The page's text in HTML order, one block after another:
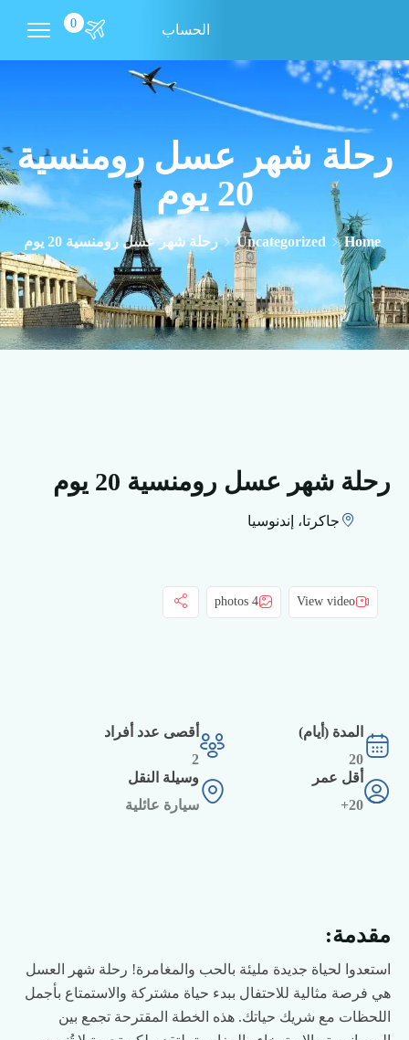
الحساب 0
رحلة شهر عسل رومنسية
20 يوم
Home
Uncategorized رحلة شهر عسل رومنسية 20 يوم
رحلة شهر عسل رومنسية 20 يوم
جاكرتا، إندنوسيا
View video
4 photos
المدة (أيام)
20
أقصى عدد أفراد
2
أقل عمر
20+
وسيلة النقل
سيارة عائلية
مقدمة:
استعدوا لحياة جديدة مليئة بالحب والمغامرة! رحلة شهر العسل
هي فرصة مثالية للاحتفال ببدء حياة مشتركة والاستمتاع بأجمل
اللحظات مع شريك حياتك. هذه الخطة المقترحة تجمع بين